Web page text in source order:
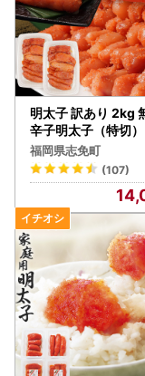
■ワンストップ特
〒811-2292
福岡県糟屋郡志免
志免町役場 ふるさ
TEL：092-935-
■オンラインワン
志免町へのワンス
す。
複数自治体の寄附
ン上で完結します
●自治体マイページ
https://mypg.jp/
■注意事項
・年末にお申込み
なります。
明太子 訳あり 2kg
辛子明太子（特切）
福岡県志免町
(107)